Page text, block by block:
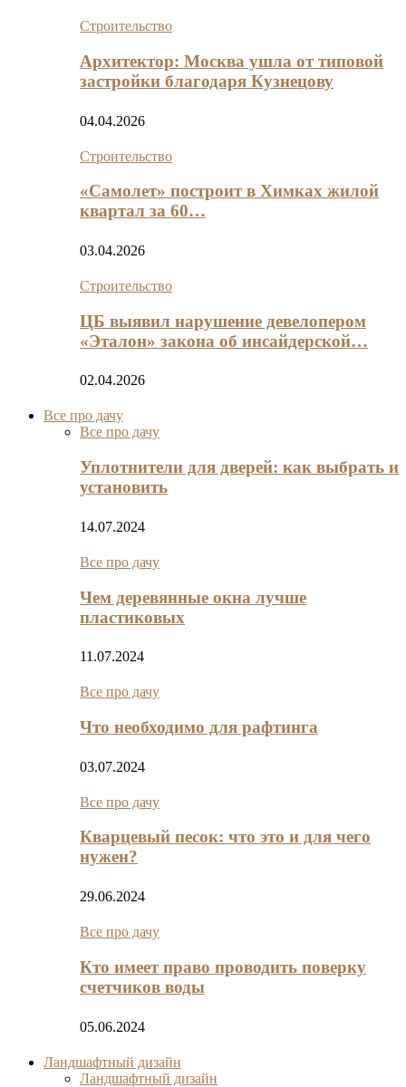
Строительство
Архитектор: Москва ушла от типовой
застройки благодаря Кузнецову
04.04.2026
Строительство
«Самолет» построит в Химках жилой
квартал за 60…
03.04.2026
Строительство
ЦБ выявил нарушение девелопером
«Эталон» закона об инсайдерской…
02.04.2026
Все про дачу
Все про дачу
Уплотнители для дверей: как выбрать и
установить
14.07.2024
Все про дачу
Чем деревянные окна лучше
пластиковых
11.07.2024
Все про дачу
Что необходимо для рафтинга
03.07.2024
Все про дачу
Кварцевый песок: что это и для чего
нужен?
29.06.2024
Все про дачу
Кто имеет право проводить поверку
счетчиков воды
05.06.2024
Ландшафтный дизайн
Ландшафтный дизайн